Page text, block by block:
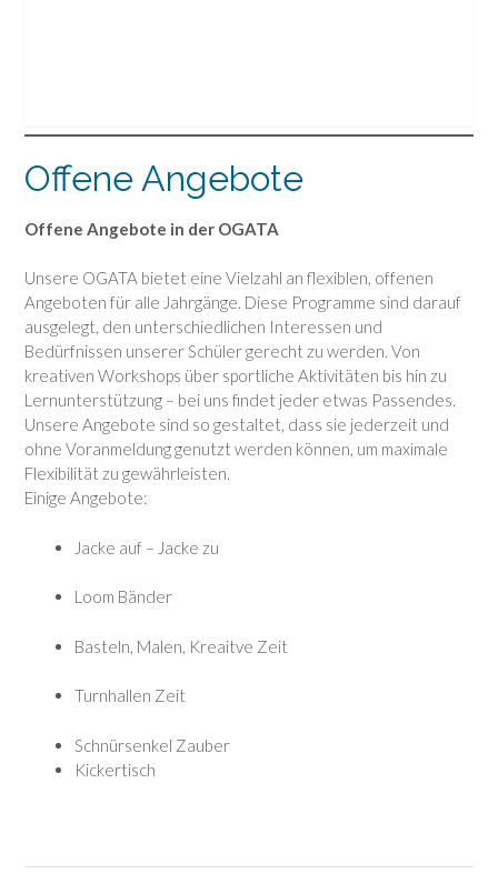
Offene Angebote
Offene Angebote in der OGATA
Unsere OGATA bietet eine Vielzahl an flexiblen, offenen
Angeboten für alle Jahrgänge. Diese Programme sind darauf
ausgelegt, den unterschiedlichen Interessen und
Bedürfnissen unserer Schüler gerecht zu werden. Von
kreativen Workshops über sportliche Aktivitäten bis hin zu
Lernunterstützung – bei uns findet jeder etwas Passendes.
Unsere Angebote sind so gestaltet, dass sie jederzeit und
ohne Voranmeldung genutzt werden können, um maximale
Flexibilität zu gewährleisten.
Einige Angebote:
Jacke auf – Jacke zu
Loom Bänder
Basteln, Malen, Kreaitve Zeit
Turnhallen Zeit
Schnürsenkel Zauber
Kickertisch